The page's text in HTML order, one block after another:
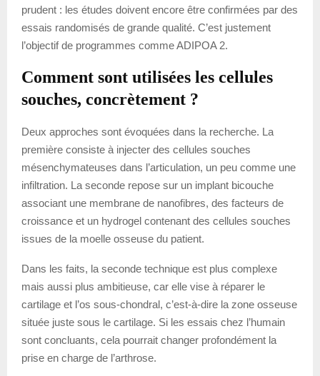
prudent : les études doivent encore être confirmées par des
essais randomisés de grande qualité. C’est justement
l’objectif de programmes comme ADIPOA 2.
Comment sont utilisées les cellules
souches, concrètement ?
Deux approches sont évoquées dans la recherche. La
première consiste à injecter des cellules souches
mésenchymateuses dans l’articulation, un peu comme une
infiltration. La seconde repose sur un implant bicouche
associant une membrane de nanofibres, des facteurs de
croissance et un hydrogel contenant des cellules souches
issues de la moelle osseuse du patient.
Dans les faits, la seconde technique est plus complexe
mais aussi plus ambitieuse, car elle vise à réparer le
cartilage et l’os sous-chondral, c’est-à-dire la zone osseuse
située juste sous le cartilage. Si les essais chez l’humain
sont concluants, cela pourrait changer profondément la
prise en charge de l’arthrose.